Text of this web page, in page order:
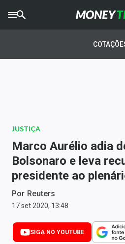
AGROTIMES
Newsletters
Money Trader
Anuncie
Últimas Notícias
Newsletters
JUSTIÇA
Marco Aurélio adia
Bolsonaro e leva
presidente ao
Por Reuters
17 set 2020, 13:48
SIGA NO YOUTUBE